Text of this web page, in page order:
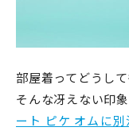
部屋着ってどうし
そんな冴えない印
ート ピケ オムに